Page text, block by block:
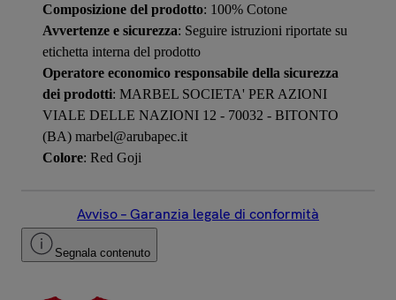
Composizione del prodotto: 100% Cotone
Avvertenze e sicurezza: Seguire istruzioni riportate su
etichetta interna del prodotto
Operatore economico responsabile della sicurezza
dei prodotti: MARBEL SOCIETA' PER AZIONI
VIALE DELLE NAZIONI 12 - 70032 - BITONTO
(BA) marbel@arubapec.it
Colore: Red Goji
Avviso – Garanzia legale di conformità
Segnala contenuto